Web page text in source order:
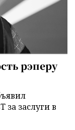
рэперу
за заслуги в